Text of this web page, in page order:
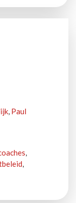
, Paul
,
,